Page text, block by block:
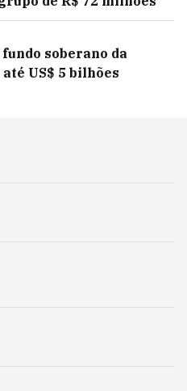
soberano da
US$ 5 bilhões